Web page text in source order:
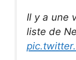
Il y a une
liste de